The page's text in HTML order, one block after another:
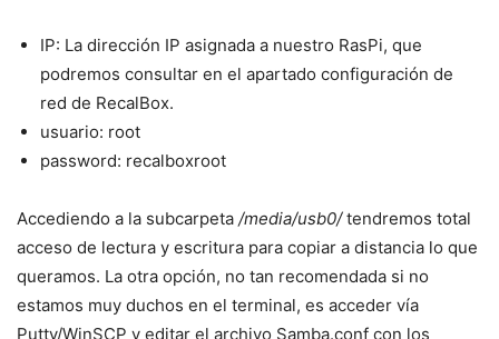
IP: La dirección IP asignada a nuestro RasPi, que
podremos consultar en el apartado configuración de
red de RecalBox.
usuario: root
password: recalboxroot
Accediendo a la subcarpeta /media/usb0/tendremos total
acceso de lectura y escritura para copiar a distancia lo que
queramos. La otra opción, no tan recomendada si no
estamos muy duchos en el terminal, es acceder vía
Putty/WinSCP y editar el archivo Samba.conf con los